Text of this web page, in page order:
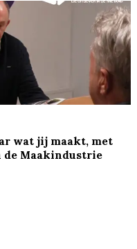
wat jij maakt, met
Maakindustrie